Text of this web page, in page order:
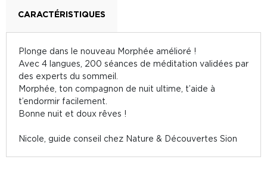
CARACTÉRISTIQUES
Plonge dans le nouveau Morphée amélioré !
Avec 4 langues, 200 séances de méditation validées par
des experts du sommeil.
Morphée, ton compagnon de nuit ultime, t’aide à
t’endormir facilement.
Bonne nuit et doux rêves !
Nicole, guide conseil chez Nature & Découvertes Sion